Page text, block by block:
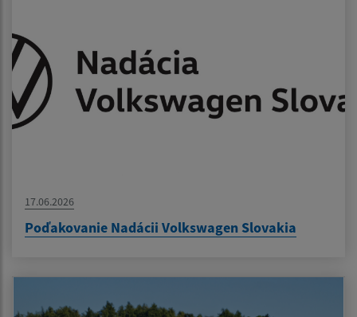
17.06.2026
Poďakovanie Nadácii Volkswagen Slovakia